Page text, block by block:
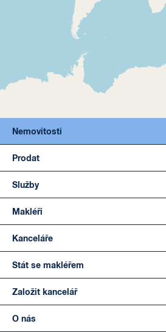
Nemovitosti
Prodat
Služby
Makléři
Kanceláře
Stát se makléřem
Založit kancelář
O nás